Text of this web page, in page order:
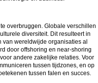
overbruggen. Globale verschillen
diversiteit. Dit resulteert in
van wereldwijde organisaties al
door offshoring en near-shoring
andere zakelijke relaties. Voor
tussen tijdzones, en op
tussen falen en succes.